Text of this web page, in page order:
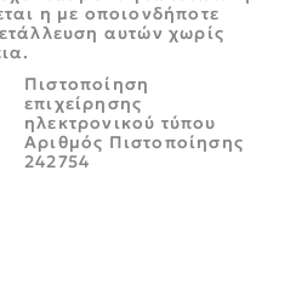
η με οποιονδήποτε
αυτών χωρίς
Πιστοποίηση
επιχείρησης
ηλεκτρονικού τύπου
Αριθμός Πιστοποίησης
242754